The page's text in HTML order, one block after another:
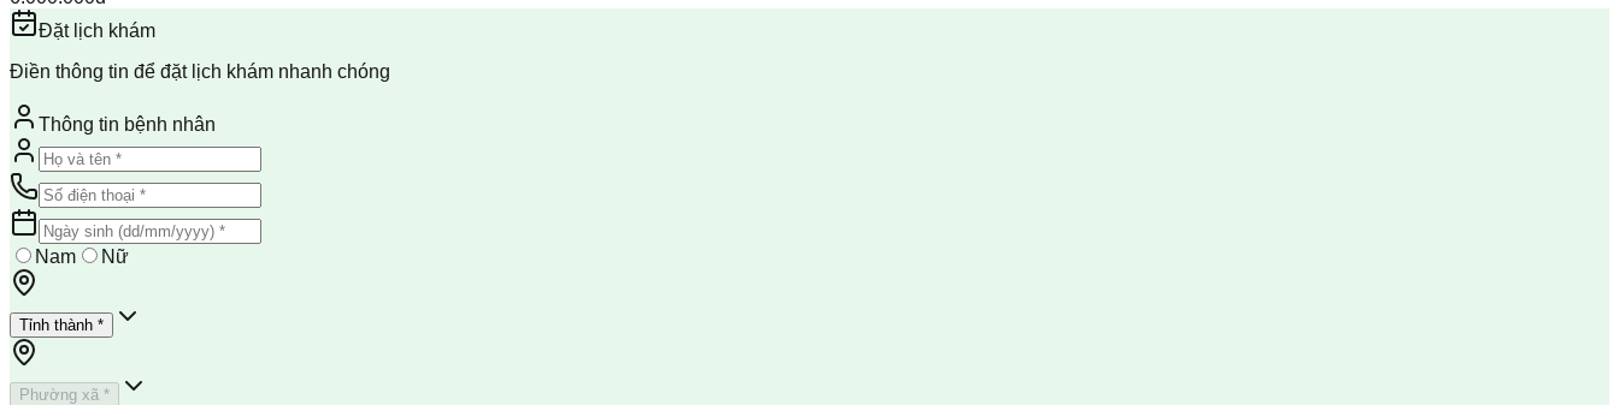
Đặt lịch khám
Điền thông tin để đặt lịch khám nhanh chóng
Thông tin bệnh nhân
Nam Nữ
Tỉnh thành *
Phường xã *